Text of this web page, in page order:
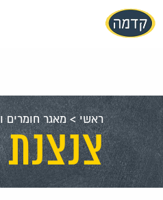
עבור
אל
ראשי>מאגר חומרים